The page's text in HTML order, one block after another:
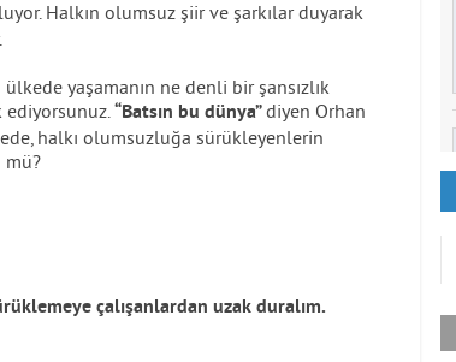
Halkın olumsuz şiir ve şarkılar duyarak
yaşamanın ne denli bir şansızlık
ediyorsunuz.“Batsın bu dünya”diyen Orhan
halkı olumsuzluğa sürükleyenlerin
çalışanlardan uzak duralım.